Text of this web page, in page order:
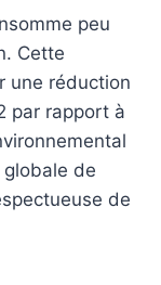
peu
Cette
une réduction
par rapport à
globale de
de